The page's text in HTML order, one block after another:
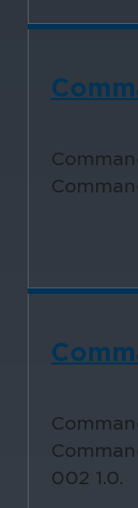
002 1.0.